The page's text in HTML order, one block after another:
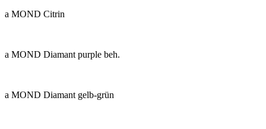
a MOND Citrin
a MOND Diamant purple beh.
a MOND Diamant gelb-grün